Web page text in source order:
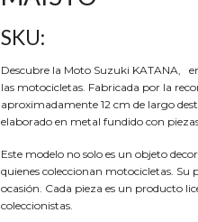
SKU:
Descubre la Moto Suzuki KATANA,
las motocicletas. Fabricada por la
aproximadamente 12 cm de largo
elaborado en metal fundido con
Este modelo no solo es un objeto
quienes coleccionan motocicletas. Su
ocasión. Cada pieza es un producto
coleccionistas.